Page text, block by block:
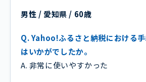
男性 / 愛知県 / 60歳
Q. Yahoo!ふるさと納税における
はいかがでしたか。
A. 非常に使いやすかった